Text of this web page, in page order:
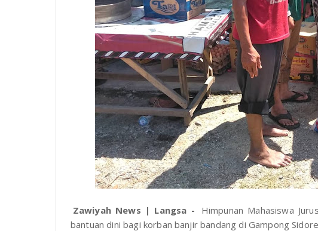
Zawiyah News | Langsa -
Himpunan Mahasiswa
bantuan dini bagi korban banjir bandang di Gampong